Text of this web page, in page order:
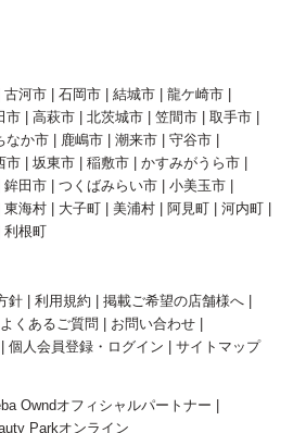
古河市 石岡市 結城市
龍ケ崎市
市 高萩市 北茨城市 笠間市
取手市
なか市 鹿嶋市 潮来市
守谷市
市 坂東市 稲敷市
かすみがうら市
鉾田市 つくばみらい市
小美玉市
東海村 大子町 美浦村 阿見町
河内町
利根町
針 利用規約
掲載ご希望の店舗様へ
くあるご質問
お問い合わせ
個人会員登録・ログイン サイトマップ
Owndオフィシャルパートナー
Parkオンライン